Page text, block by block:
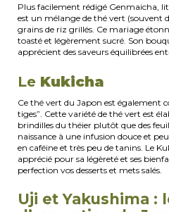
Plus facilement rédigé Genmaicha,
est un mélange de thé vert (souvent
grains de riz grillés. Ce mariage
toasté et légèrement sucré. Son
apprécient des saveurs équilibrées
Le Kukicha
Ce thé vert du Japon est également
tiges”. Cette variété de thé vert est
brindilles du théier plutôt que des
naissance à une infusion douce et
en caféine et très peu de tanins. Le
apprécié pour sa légèreté et ses
perfection vos desserts et mets salés.
Uji et Yakushima :